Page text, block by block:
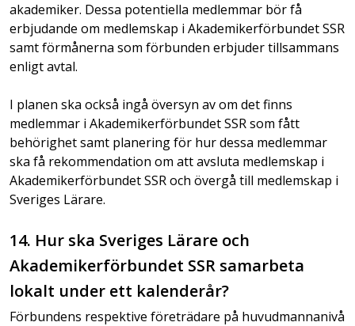
akademiker. Dessa potentiella medlemmar bör få
erbjudande om medlemskap i Akademikerförbundet SSR
samt förmånerna som förbunden erbjuder tillsammans
enligt avtal.
I planen ska också ingå översyn av om det finns
medlemmar i Akademikerförbundet SSR som fått
behörighet samt planering för hur dessa medlemmar
ska få rekommendation om att avsluta medlemskap i
Akademikerförbundet SSR och övergå till medlemskap i
Sveriges Lärare.
14. Hur ska Sveriges Lärare och
Akademikerförbundet SSR samarbeta
lokalt under ett kalenderår?
Förbundens respektive företrädare på huvudmannanivå